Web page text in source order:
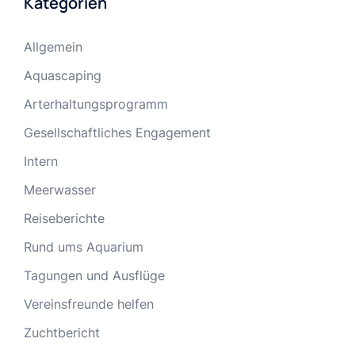
Allgemein
Aquascaping
Arterhaltungsprogramm
Gesellschaftliches Engagement
Intern
Meerwasser
Reiseberichte
Rund ums Aquarium
Tagungen und Ausflüge
Vereinsfreunde helfen
Zuchtbericht